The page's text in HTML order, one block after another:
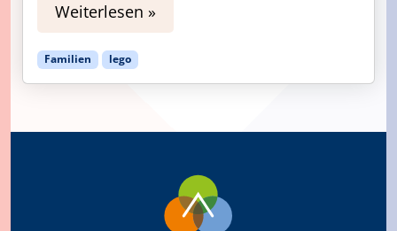
Weiterlesen »
Familien lego